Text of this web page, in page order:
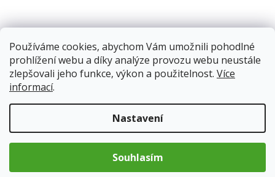
Používáme cookies, abychom Vám umožnili pohodlné
prohlížení webu a díky analýze provozu webu neustále
zlepšovali jeho funkce, výkon a použitelnost. Více
informací.
Nastavení
Souhlasím
Skladem 13.8.2026
podpůrné péči.
123 Kč
Měrná
cena: